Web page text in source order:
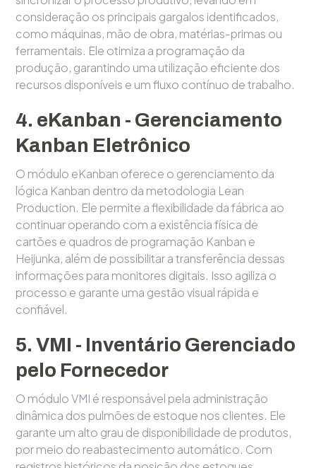
consideração os principais gargalos identificados,
como máquinas, mão de obra, matérias-primas ou
ferramentais. Ele otimiza a programação da
produção, garantindo uma utilização eficiente dos
recursos disponíveis e um fluxo contínuo de trabalho.
4. eKanban - Gerenciamento
Kanban Eletrônico
O módulo eKanban oferece o gerenciamento da
lógica Kanban dentro da metodologia Lean
Production. Ele permite a flexibilidade da fábrica ao
continuar operando com a existência física de
cartões e quadros de programação Kanban e
Heijunka, além de possibilitar a transferência dessas
informações para monitores digitais. Isso agiliza o
processo e garante uma gestão visual rápida e
confiável.
5. VMI - Inventário Gerenciado
pelo Fornecedor
O módulo VMI é responsável pela administração
dinâmica dos pulmões de estoque nos clientes. Ele
garante um alto grau de disponibilidade de produtos,
por meio do reabastecimento automático. Com